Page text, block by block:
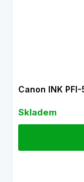
Canon INK PFI-
Skladem